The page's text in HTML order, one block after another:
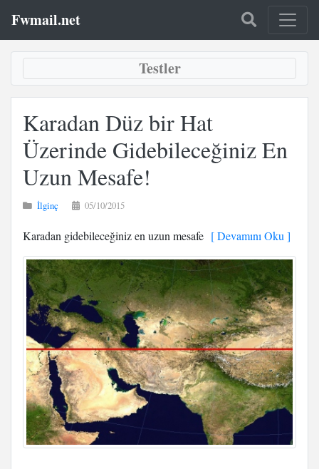
Fwmail.net
Testler
Karadan Düz bir Hat
Üzerinde Gidebileceğiniz En
Uzun Mesafe!
İlginç 05/10/2015
Karadan gidebileceğiniz en uzun mesafe [ Devamını Oku ]